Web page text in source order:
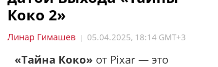
Коко 2»
Линар Гимашев | 05.04.2025, 18:14 GMT+3
«Тайна Коко» от Pixar — это